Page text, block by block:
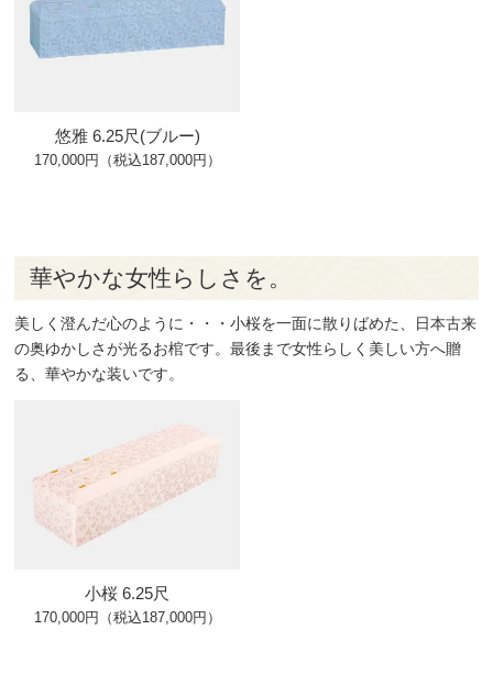
悠雅 6.25尺(ブルー)
170,000円（税込187,000円）
華やかな女性らしさを。
美しく澄んだ心のように・・・小桜を一面に散りばめた、日本古来
の奥ゆかしさが光るお棺です。最後まで女性らしく美しい方へ贈
る、華やかな装いです。
小桜 6.25尺
170,000円（税込187,000円）